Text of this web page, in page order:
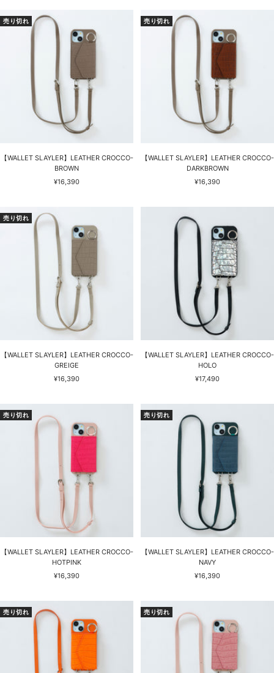
価
格
価
格
売り切れ
【WALLET SLAYLER】LEATHER CROCCO-
BROWN
セ
価
格
¥16,390
売り切れ
【WALLET SLAYLER】LEATHER CROCCO-
DARKBROWN
セ
格
¥16,390
売り切れ
【WALLET SLAYLER】LEATHER CROCCO-
GREIGE
セ
格
¥16,390
【WALLET SLAYLER】LEATHER CROCCO-
HOLO
セ
格
¥17,490
売り切れ
【WALLET SLAYLER】LEATHER CROCCO-
HOTPINK
セ
格
¥16,390
売り切れ
【WALLET SLAYLER】LEATHER CROCCO-
NAVY
セ
格
¥16,390
売り切れ 売り切れ